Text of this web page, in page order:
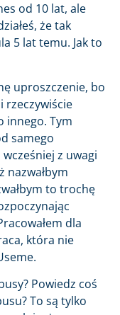
od 10 lat, ale
że tak
5 lat temu. Jak to
uproszczenie, bo
rzeczywiście
innego. Tym
samego
z uwagi
to trochę
dla
która nie
Powiedz coś
To są tylko